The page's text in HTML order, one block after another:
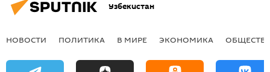
Узбекистан
НОВОСТИ ПОЛИТИКА В МИРЕ ЭКОНОМИКА